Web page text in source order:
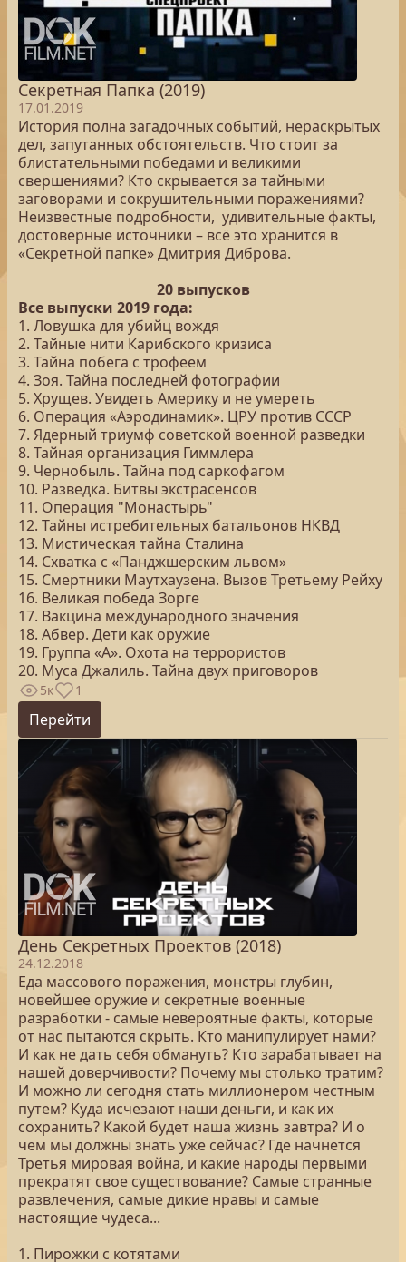
Секретная Папка (2019)
17.01.2019
История полна загадочных событий, нераскрытых
дел, запутанных обстоятельств. Что стоит за
блистательными победами и великими
свершениями? Кто скрывается за тайными
заговорами и сокрушительными поражениями?
Неизвестные подробности, удивительные факты,
достоверные источники – всё это хранится в
«Секретной папке» Дмитрия Диброва.
20 выпусков
Все выпуски 2019 года:
1. Ловушка для убийц вождя
2. Тайные нити Карибского кризиса
3. Тайна побега с трофеем
4. Зоя. Тайна последней фотографии
5. Хрущев. Увидеть Америку и не умереть
6. Операция «Аэродинамик». ЦРУ против СССР
7. Ядерный триумф советской военной разведки
8. Тайная организация Гиммлера
9. Чернобыль. Тайна под саркофагом
10. Разведка. Битвы экстрасенсов
11. Операция "Монастырь"
12. Тайны истребительных батальонов НКВД
13. Мистическая тайна Сталина
14. Схватка с «Панджшерским львом»
15. Смертники Маутхаузена. Вызов Третьему Рейху
16. Великая победа Зорге
17. Вакцина международного значения
18. Абвер. Дети как оружие
19. Группа «А». Охота на террористов
20. Муса Джалиль. Тайна двух приговоров
5к 1
Перейти
День Секретных Проектов (2018)
24.12.2018
Еда массового поражения, монстры глубин,
новейшее оружие и секретные военные
разработки - самые невероятные факты, которые
от нас пытаются скрыть. Кто манипулирует нами?
И как не дать себя обмануть? Кто зарабатывает на
нашей доверчивости? Почему мы столько тратим?
И можно ли сегодня стать миллионером честным
путем? Куда исчезают наши деньги, и как их
сохранить? Какой будет наша жизнь завтра? И о
чем мы должны знать уже сейчас? Где начнется
Третья мировая война, и какие народы первыми
прекратят свое существование? Самые странные
развлечения, самые дикие нравы и самые
настоящие чудеса...
1. Пирожки с котятами